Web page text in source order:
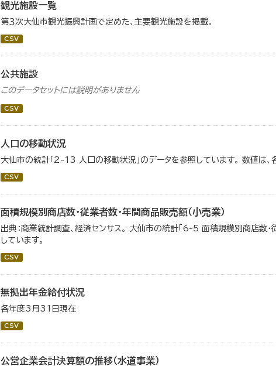
観光施設一覧
第３次大仙市観光振興計画で定めた、主要観光施設を掲載。
CSV
公共施設
このデータセットには説明がありません
CSV
人口の移動状況
大仙市の統計「2-13 人口の移動状況」のデータを参照しています。 数値は、各
CSV
面積規模別商店数・従業者数・年間商品販売額（小売業）
出典：商業統計調査、経済センサス。 大仙市の統計「6-5 面積規模別商店数・
しています。
CSV
無拠出年金給付状況
各年度3月31日現在
CSV
公営企業会計決算額の推移（水道事業）